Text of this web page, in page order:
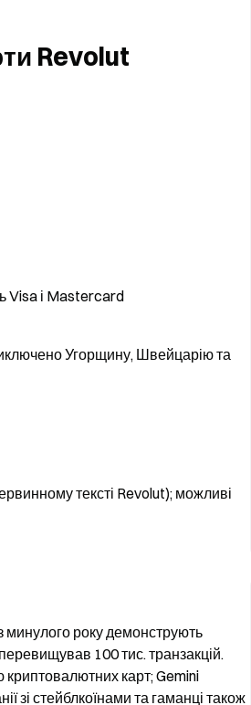
Revolut
Visa і Mastercard
Угорщину, Швейцарію та
тексті Revolut); можливі
року демонструють
100 тис. транзакцій.
карт; Gemini
зі стейблкоїнами та гаманці також